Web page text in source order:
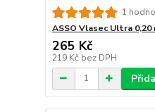
1
ASSO Vlasec Ultra 0,20
265 Kč
219 Kč bez DPH